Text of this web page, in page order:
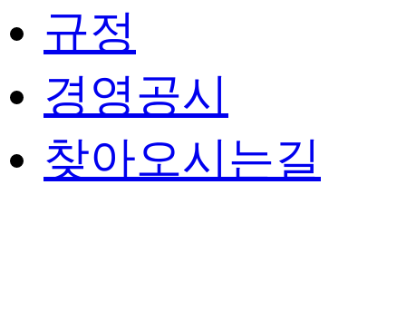
규정
경영공시
찾아오시는길